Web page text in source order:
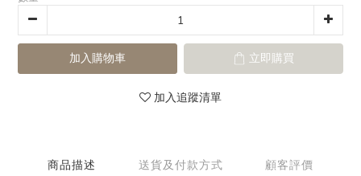
加入購物車 立即購買
加入追蹤清單
商品描述 送貨及付款方式 顧客評價